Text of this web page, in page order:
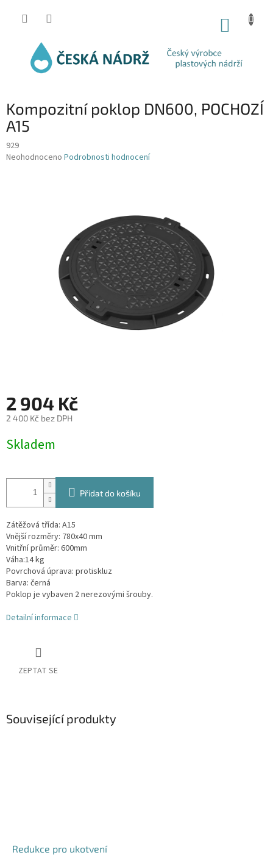
Kompozitní poklop DN600, POCHOZÍ
A15
929
Průměrné
Neohodnoceno Podrobnosti hodnocení
2 904 Kč
2 400 Kč bez DPH
cena:
Skladem
Přidat do košíku
Zátěžová třída: A15
Vnější rozměry: 780x40 mm
Vnitřní průměr: 600mm
Váha:14 kg
Povrchová úprava: protiskluz
Barva: černá
Poklop je vybaven 2 nerezovými šrouby.
Detailní informace
ZEPTAT SE
Související produkty
Redukce pro ukotvení